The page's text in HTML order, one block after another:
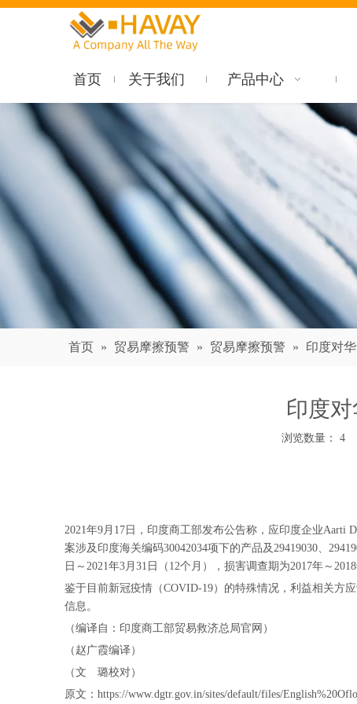
首页 关于我们 产品中心
首页 » 贸易摩擦预警 » 贸易摩擦预警 » 印度对
印度
浏览数量： 4
2021年9月17日，印度商工部发布公告称，应印度企业Aarti
案涉及印度海关编码30042034项下的产品及29419030、
日～2021年3月31日（12个月），损害调查期为2017年～
鉴于目前新冠疫情（COVID-19）的特殊情况，利益相关方
信息。
（编译自：印度商工部贸易救济总局官网）
（赵广霞编译）
（文 璐校对）
原文：https://www.dgtr.gov.in/sites/default/files/